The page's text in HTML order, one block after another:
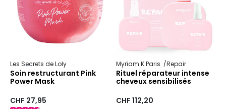
Les Secrets de Loly
Soin restructurant Pink
Power Mask
CHF 27,95
Myriam.K Paris Repair
Rituel réparateur intense
cheveux sensibilisés
CHF 112,20